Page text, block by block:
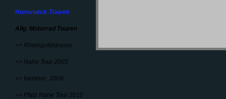
Hunsrueck-Touren
Allg. Motorrad Touren
=> Rheingoldstrasse
=> Nahe Tour 2005
=> Isentour_2009
=> Pfalz Nahe Tour 2010